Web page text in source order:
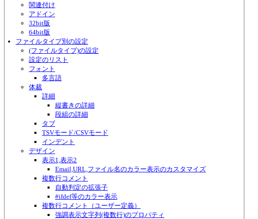
関連付け
アドイン
32bit版
64bit版
ファイルタイプ別の設定
(ファイルタイプ)の設定
設定のリスト
フォント
多言語
体裁
詳細
縦書きの詳細
段組の詳細
タブ
TSVモード/CSVモード
インデント
デザイン
表示1,表示2
Email,URL,ファイル名のカラー表示のカスタマイズ
複数行コメント
自動判定の拡張子
#ifdef等のカラー表示
複数行コメント（ユーザー定義）
強調表示文字列(複数行)のプロパティ